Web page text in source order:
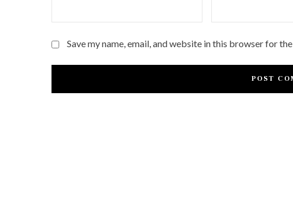
Save my name, email, and website in this browser for